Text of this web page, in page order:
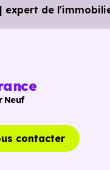
expert de
Neuf
contacter